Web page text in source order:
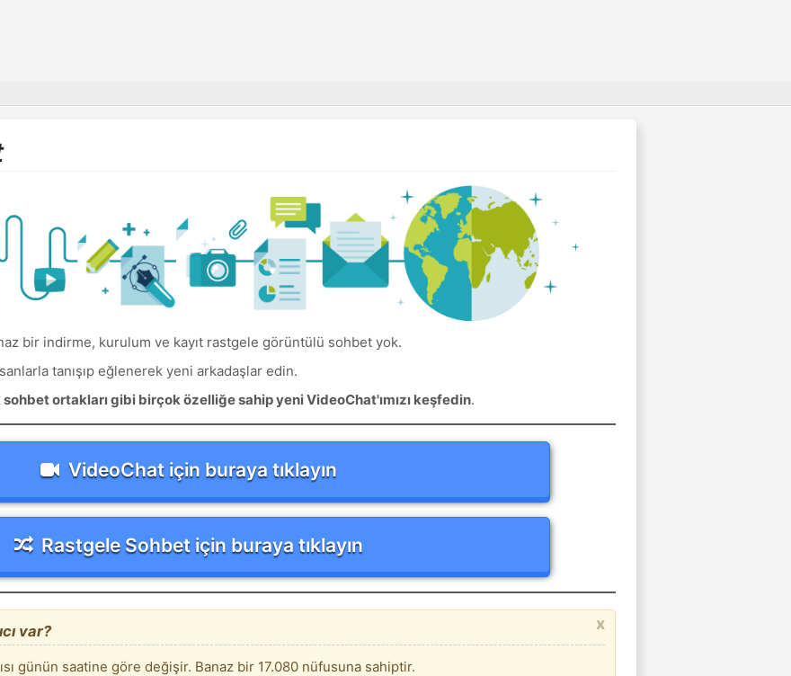
bir indirme, kurulum ve kayıt rastgele görüntülü sohbet yok.
tanışıp eğlenerek yeni arkadaşlar edin.
ortakları gibi birçok özelliğe sahip yeni VideoChat'ımızı keşfedin.
VideoChat için buraya tıklayın
Rastgele Sohbet için buraya tıklayın
x
var?
günün saatine göre değişir. Banaz bir 17.080 nüfusuna sahiptir.